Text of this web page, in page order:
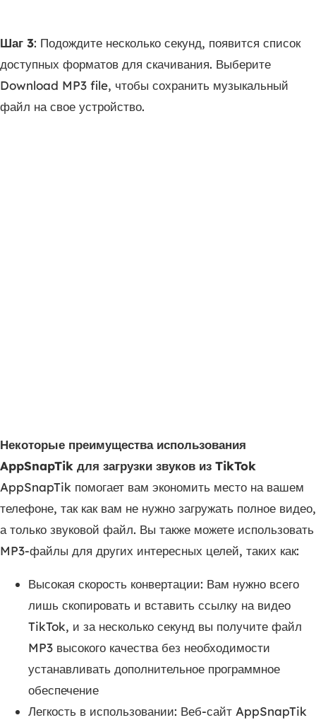
Шаг 3: Подождите несколько секунд, появится список
доступных форматов для скачивания. Выберите
Download MP3 file, чтобы сохранить музыкальный
файл на свое устройство.
Некоторые преимущества использования
AppSnapTik для загрузки звуков из TikTok
AppSnapTik помогает вам экономить место на вашем
телефоне, так как вам не нужно загружать полное видео,
а только звуковой файл. Вы также можете использовать
MP3-файлы для других интересных целей, таких как:
Высокая скорость конвертации: Вам нужно всего
лишь скопировать и вставить ссылку на видео
TikTok, и за несколько секунд вы получите файл
MP3 высокого качества без необходимости
устанавливать дополнительное программное
обеспечение
Легкость в использовании: Веб-сайт AppSnapTik